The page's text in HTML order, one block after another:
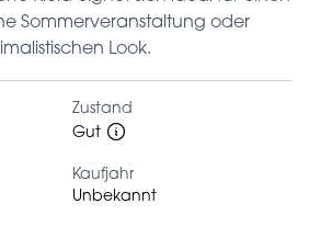
Sommerveranstaltung oder
Look.
Zustand
Gut
Kaufjahr
Unbekannt